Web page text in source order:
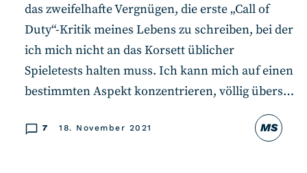
MS
7 18. November 2021
das zweifelhafte Vergnügen, die erste „Call of
Duty“-Kritik meines Lebens zu schreiben, bei der
ich mich nicht an das Korsett üblicher
Spieletests halten muss. Ich kann mich auf einen
bestimmten Aspekt konzentrieren, völlig übers…